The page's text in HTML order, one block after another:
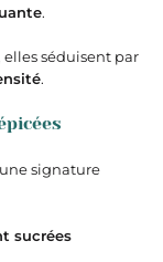
.
elles séduisent par
.
signature
sucrées